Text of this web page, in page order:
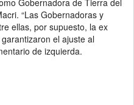
Gobernadora de Tierra del
“Las Gobernadoras y
ellas, por supuesto, la ex
el ajuste al
de izquierda.